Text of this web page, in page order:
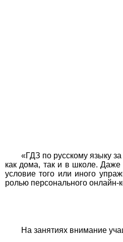
«ГДЗ по русскому языку
как дома, так и в школе. Даже
условие того или иного
ролью персонального онлайн-
На занятиях внимание